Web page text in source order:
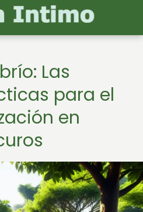
Las
para el
en